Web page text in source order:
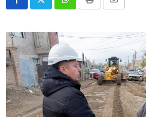
WhatsappPrint
Share
Email